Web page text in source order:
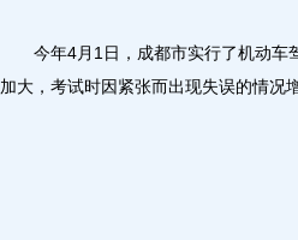
今年4月1日，成都市实行了机动车
加大，考试时因紧张而出现失误的情况